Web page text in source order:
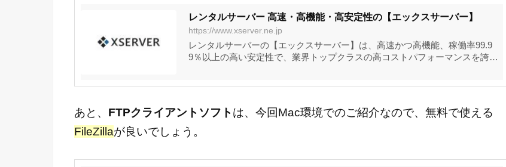
レンタルサーバー 高速・高機能・高安定性の【エックスサーバー】
https://www.xserver.ne.jp
レンタルサーバーの【エックスサーバー】は、高速かつ高機能、稼働率99.9
9％以上の高い安定性で、業界トップクラスの高コストパフォーマンスを誇
あと、 FTPクライアントソフトは、今回Mac環境でのご紹介なので、無料で使える
FileZillaが良いでしょう。